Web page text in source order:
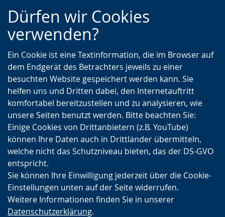
Zur
Hauptnavigation
Zur
Seitennavigation
Zum
Inhalt
Dürfen wir Cookies
verwenden?
Ein Cookie ist eine Textinformation, die im Browser auf
dem Endgerät des Betrachters jeweils zu einer
besuchten Website gespeichert werden kann. Sie
helfen uns und Dritten dabei, den Internetauftritt
komfortabel bereitzustellen und zu analysieren, wie
unsere Seiten benutzt werden. Bitte beachten Sie:
Einige Cookies von Drittanbietern (z.B. YouTube)
können Ihre Daten auch in Drittländer übermitteln,
welche nicht das Schutzniveau bieten, das der DS-GVO
entspricht.
Sie können Ihre Einwilligung jederzeit über die Cookie-
Einstellungen unten auf der Seite widerrufen.
Weitere Informationen finden Sie in unserer
Datenschutzerklärung.